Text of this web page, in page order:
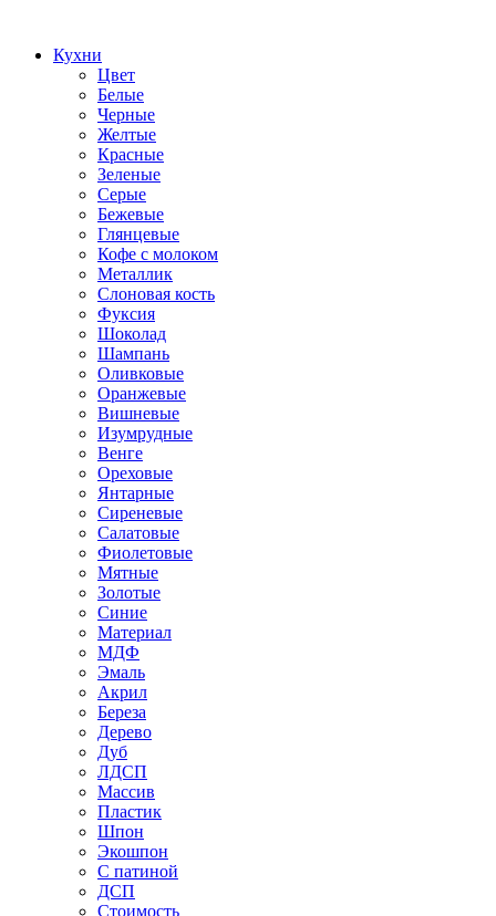
Кухни
Цвет
Белые
Черные
Желтые
Красные
Зеленые
Серые
Бежевые
Глянцевые
Кофе с молоком
Металлик
Слоновая кость
Фуксия
Шоколад
Шампань
Оливковые
Оранжевые
Вишневые
Изумрудные
Венге
Ореховые
Янтарные
Сиреневые
Салатовые
Фиолетовые
Мятные
Золотые
Синие
Материал
МДФ
Эмаль
Акрил
Береза
Дерево
Дуб
ЛДСП
Массив
Пластик
Шпон
Экошпон
С патиной
ДСП
Стоимость